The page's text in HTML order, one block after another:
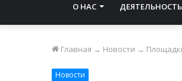
О НАС ДЕЯТЕЛЬНОСТЬ
Главная → Новости →
Новости